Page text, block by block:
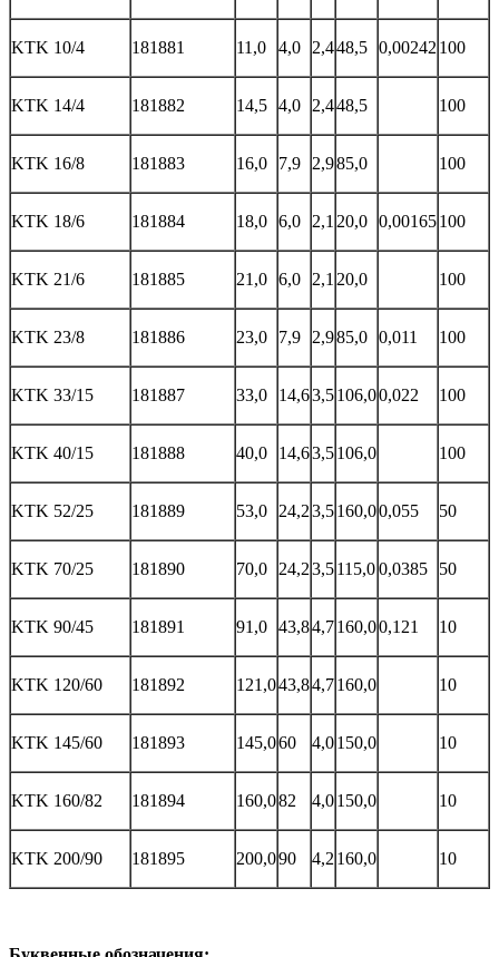
KTK 10/4 181881 11,0 4,0 2,448,5 0,00242 100
KTK 14/4 181882 14,5 4,0 2,448,5 100
KTK 16/8 181883 16,0 7,9 2,985,0 100
KTK 18/6 181884 18,0 6,0 2,1 20,0 0,00165100
KTK 21/6 181885 21,0 6,0 2,1 20,0 100
KTK 23/8 181886 23,0 7,9 2,985,0 0,011 100
KTK 33/15 181887 33,0 14,63,5106,00,022 100
KTK 40/15 181888 40,0 14,63,5106,0 100
KTK 52/25 181889 53,0 24,23,5160,00,055 50
KTK 70/25 181890 70,0 24,23,5115,00,0385 50
KTK 90/45 181891 91,0 43,84,7160,00,121 10
KTK 120/60 181892 121,043,84,7160,0 10
KTK 145/60 181893 145,060 4,0150,0 10
KTK 160/82 181894 160,082 4,0150,0 10
KTK 200/90 181895 200,090 4,2 160,0 10